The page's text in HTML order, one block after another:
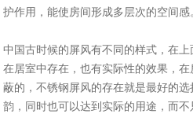
护作用，能使房间形成多层次的空间感
中国古时候的屏风有不同的样式，在上
在居室中存在，也有实际性的效果，
蔽的，不锈钢屏风的存在就是最好的
韵，同时也可以达到实际的用途，而